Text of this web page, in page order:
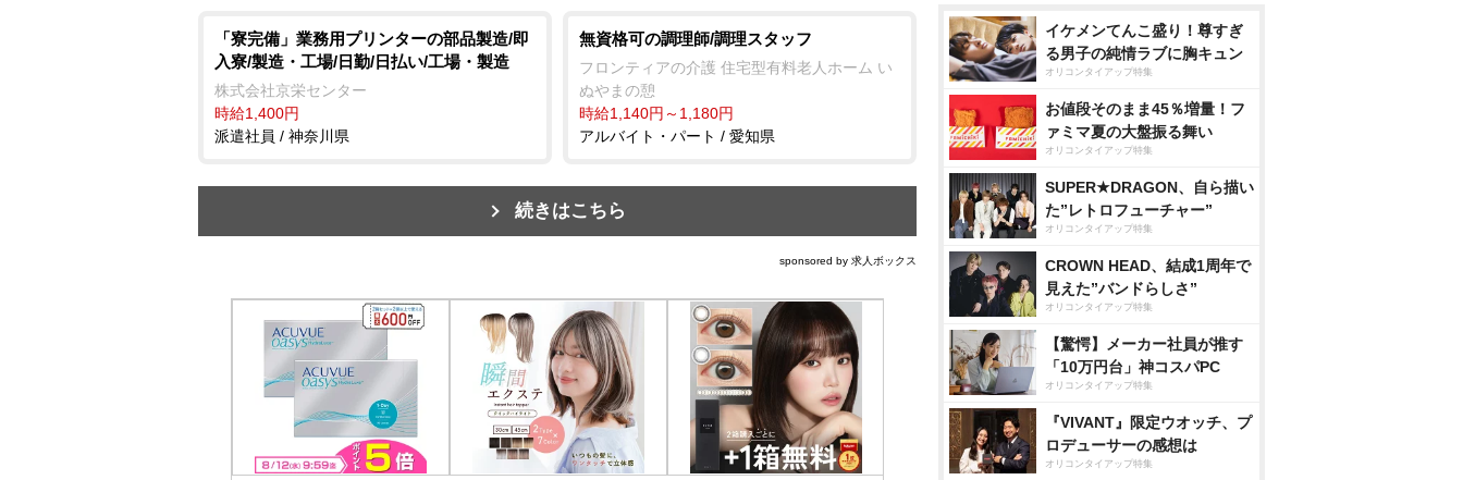
「寮完備」業務用プリンターの部品製造/即
入寮/製造・工場/日勤/日払い/工場・製造
株式会社京栄センター
時給1,400円
派遣社員 / 神奈川県
無資格可の調理師/調理スタッフ
フロンティアの介護 住宅型有料老人ホーム い
ぬやまの憩
時給1,140円～1,180円
アルバイト・パート / 愛知県
続きはこちら
sponsored by 求人ボックス
イケメンてんこ盛り！尊すぎ
る男子の純情ラブに胸キュン
オリコンタイアップ特集
お値段そのまま45％増量！フ
ァミマ夏の大盤振る舞い
オリコンタイアップ特集
SUPER★DRAGON、自ら描い
た”レトロフューチャー”
オリコンタイアップ特集
CROWN HEAD、結成1周年で
見えた”バンドらしさ”
オリコンタイアップ特集
【驚愕】メーカー社員が推す
「10万円台」神コスパPC
オリコンタイアップ特集
『VIVANT』限定ウオッチ、プ
ロデューサーの感想は
オリコンタイアップ特集